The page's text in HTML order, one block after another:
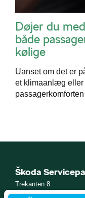
Døjer du
både
kølige
Uanset om det er
et klimaanlæg eller
Škoda
Trekanten 8
8500 Grenaa